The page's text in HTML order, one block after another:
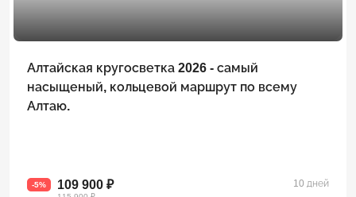
Алтайская кругосветка 2026 - самый
насыщеный, кольцевой маршрут по всему
Алтаю.
-5% 109 900 ₽ 10 дней